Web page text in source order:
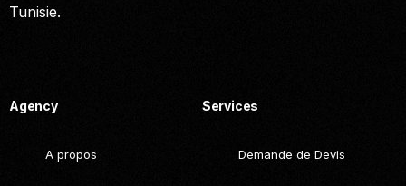
Tunisie.
Agency
A propos
Services
Demande de Devis